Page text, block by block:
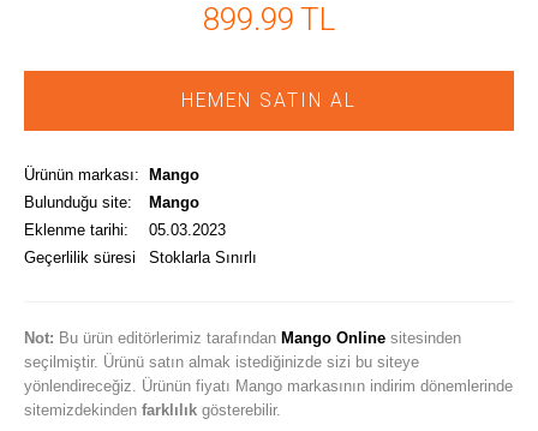
899.99 TL
HEMEN SATIN AL
Ürünün markası:
Mango
Bulunduğu site:
Mango
Eklenme tarihi:
05.03.2023
Geçerlilik süresi
Stoklarla Sınırlı
Not: Bu ürün editörlerimiz tarafından Mango Onlinesitesinden
seçilmiştir. Ürünü satın almak istediğinizde sizi bu siteye
yönlendireceğiz. Ürünün fiyatı Mango markasının indirim dönemlerinde
sitemizdekinden farklılıkgösterebilir.